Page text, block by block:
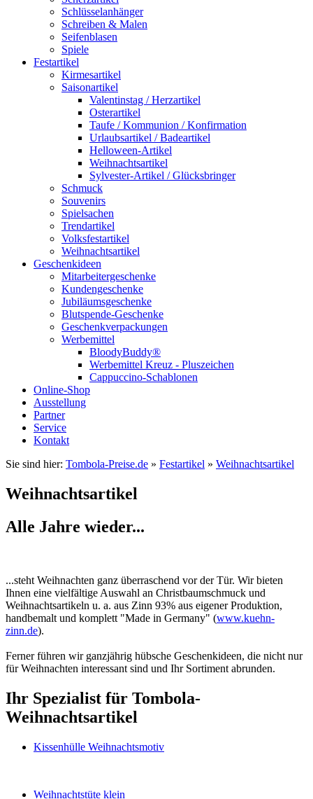
Schlüsselanhänger
Schreiben & Malen
Seifenblasen
Spiele
Festartikel
Kirmesartikel
Saisonartikel
Valentinstag / Herzartikel
Osterartikel
Taufe / Kommunion / Konfirmation
Urlaubsartikel / Badeartikel
Helloween-Artikel
Weihnachtsartikel
Sylvester-Artikel / Glücksbringer
Schmuck
Souvenirs
Spielsachen
Trendartikel
Volksfestartikel
Weihnachtsartikel
Geschenkideen
Mitarbeitergeschenke
Kundengeschenke
Jubiläumsgeschenke
Blutspende-Geschenke
Geschenkverpackungen
Werbemittel
BloodyBuddy®
Werbemittel Kreuz - Pluszeichen
Cappuccino-Schablonen
Online-Shop
Ausstellung
Partner
Service
Kontakt
Sie sind hier: Tombola-Preise.de » Festartikel » Weihnachtsartikel
Weihnachtsartikel
Alle Jahre wieder...
...steht Weihnachten ganz überraschend vor der Tür. Wir bieten
Ihnen eine vielfältige Auswahl an Christbaumschmuck und
Weihnachtsartikeln u. a. aus Zinn 93% aus eigener Produktion,
handbemalt und komplett "Made in Germany" (www.kuehn-
zinn.de).
Ferner führen wir ganzjährig hübsche Geschenkideen, die nicht nur
für Weihnachten interessant sind und Ihr Sortiment abrunden.
Ihr Spezialist für Tombola-
Weihnachtsartikel
Kissenhülle Weihnachtsmotiv
Weihnachtstüte klein